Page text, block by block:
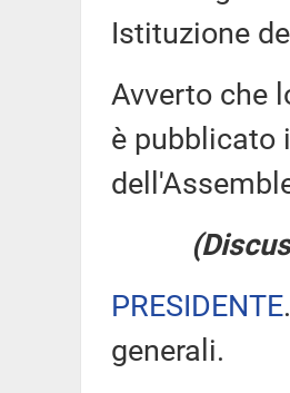
Istituzione
Avverto che
è pubblicato
PRESIDENTE
generali.